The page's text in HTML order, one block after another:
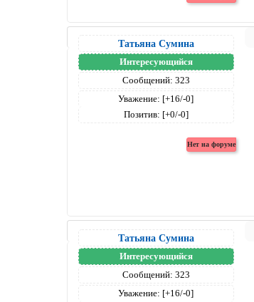
Татьяна Сумина
Интересующийся
Сообщений: 323
Уважение: [+16/-0]
Позитив: [+0/-0]
Татьяна Сумина
Интересующийся
Сообщений: 323
Уважение: [+16/-0]